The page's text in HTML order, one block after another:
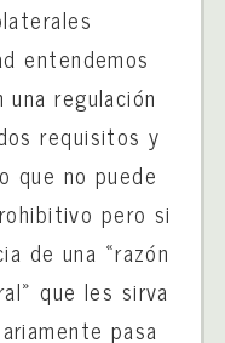
entendemos
regulación
requisitos y
que no puede
pero si
de una «razón
que les sirva
pasa